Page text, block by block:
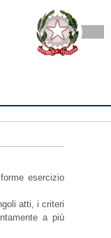
esercizio
atti, i criteri
a più